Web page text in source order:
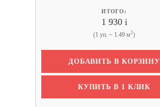
ИТОГО:
1 930 i
(1 уп. ~ 1.49 м2)
ДОБАВИТЬ В КОРЗИНУ
КУПИТЬ В 1 КЛИК